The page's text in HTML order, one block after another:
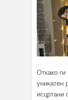
Откако
уникатен
исцртани